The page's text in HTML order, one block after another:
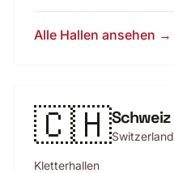
Alle Hallen ansehen →
🇨🇭Schweiz
Switzerland
Kletterhallen